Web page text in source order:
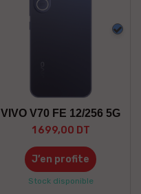
VIVO V70 FE 12/256 5G
1 699,00 DT
Bleu
J’en profite
Stock disponible